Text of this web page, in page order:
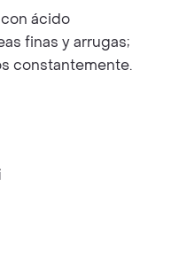
ácido
finas y arrugas;
constantemente.